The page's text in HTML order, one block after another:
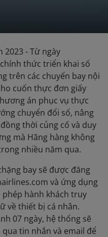
2023 - Từ ngày
thức triển khai số
trên các chuyến bay nội
cuốn thực đơn giấy
án phục vụ thực
chuyển đổi số, nâng
thời củng cố và duy
mà Hãng hàng không
nhiều năm qua.
bay sẽ được đăng
và ứng dụng
hành khách truy
về thiết bị cá nhân.
07 ngày, hệ thống sẽ
tin nhắn và email để